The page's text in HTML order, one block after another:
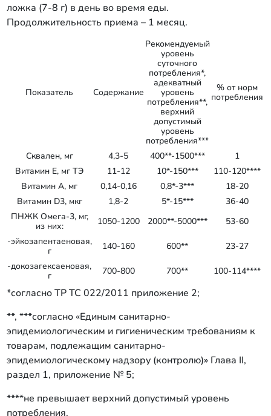
ложка (7-8 г) в день во время еды.
Продолжительность приема – 1 месяц.
Показатель Содержание
Рекомендуемый
уровень
суточного
потребления*,
адекватный
уровень
потребления**,
верхний
допустимый
уровень
потребления***
% от норм
потребления
Сквален, мг 4,3-5 400**-1500***
1
Витамин Е, мг ТЭ
11-12 10*-150***
110-120****
Витамин А, мг
0,14-0,16 0,8*-3***
18-20
Витамин D3, мкг
1,8-2 5*-15***
36-40
ПНЖК Омега-3, мг,
из них:
1050-1200 2000**-5000***
53-60
-эйкозапентаеновая,
г
140-160 600**
23-27
-докозагексаеновая,
г
700-800 700** 100-114****
*согласно ТР ТС 022/2011 приложение 2;
**, ***согласно «Единым санитарно-
эпидемиологическим и гигиеническим требованиям к
товарам, подлежащим санитарно-
эпидемиологическому надзору (контролю)» Глава II,
раздел 1, приложение № 5;
****не превышает верхний допустимый уровень
потребления.